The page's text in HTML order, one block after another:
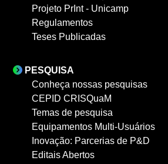
Projeto PrInt - Unicamp
Regulamentos
Teses Publicadas
PESQUISA
Conheça nossas pesquisas
CEPID CRISQuaM
Temas de pesquisa
Equipamentos Multi-Usuários
Inovação: Parcerias de P&D
Editais Abertos